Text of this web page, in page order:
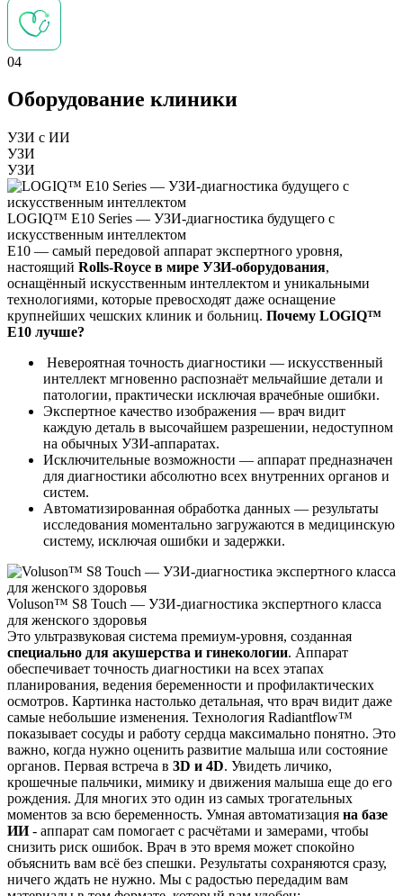
04
Оборудование клиники
УЗИ с ИИ
УЗИ
УЗИ
LOGIQ™ E10 Series — УЗИ-диагностика будущего с
искусственным интеллектом
E10 — самый передовой аппарат экспертного уровня,
настоящий Rolls-Royce в мире УЗИ-оборудования,
оснащённый искусственным интеллектом и уникальными
технологиями, которые превосходят даже оснащение
крупнейших чешских клиник и больниц. Почему LOGIQ™
E10 лучше?
Невероятная точность диагностики — искусственный
интеллект мгновенно распознаёт мельчайшие детали и
патологии, практически исключая врачебные ошибки.
Экспертное качество изображения — врач видит
каждую деталь в высочайшем разрешении, недоступном
на обычных УЗИ-аппаратах.
Исключительные возможности — аппарат предназначен
для диагностики абсолютно всех внутренних органов и
систем.
Автоматизированная обработка данных — результаты
исследования моментально загружаются в медицинскую
систему, исключая ошибки и задержки.
Voluson™ S8 Touch — УЗИ-диагностика экспертного класса
для женского здоровья
Это ультразвуковая система премиум-уровня, созданная
специально для акушерства и гинекологии. Аппарат
обеспечивает точность диагностики на всех этапах
планирования, ведения беременности и профилактических
осмотров. Картинка настолько детальная, что врач видит даже
самые небольшие изменения. Технология Radiantflow™
показывает сосуды и работу сердца максимально понятно. Это
важно, когда нужно оценить развитие малыша или состояние
органов. Первая встреча в 3D и 4D. Увидеть личико,
крошечные пальчики, мимику и движения малыша еще до его
рождения. Для многих это один из самых трогательных
моментов за всю беременность. Умная автоматизация на базе
ИИ- аппарат сам помогает с расчётами и замерами, чтобы
снизить риск ошибок. Врач в это время может спокойно
объяснить вам всё без спешки. Результаты сохраняются сразу,
ничего ждать не нужно. Мы с радостью передадим вам